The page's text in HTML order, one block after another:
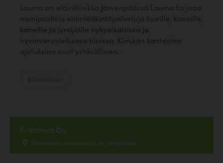
Lauma on eläinklinikka Järvenpäässä Lauma tarjoaa
monipuolisia eläinlääkintäpalveluja koirille, kissoille,
kaneille ja jyrsijöille nykyaikaisissa ja
hyvinvarustelluissa tiloissa. Klinikan kantavina
ajatuksina ovat ystävällinen...
F-animal Oy
Haarajoen asemakatu 14, Järvenpää